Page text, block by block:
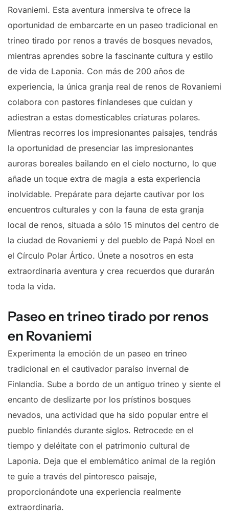
Rovaniemi. Esta aventura inmersiva te ofrece la
oportunidad de embarcarte en un paseo tradicional en
trineo tirado por renos a través de bosques nevados,
mientras aprendes sobre la fascinante cultura y estilo
de vida de Laponia. Con más de 200 años de
experiencia, la única granja real de renos de Rovaniemi
colabora con pastores finlandeses que cuidan y
adiestran a estas domesticables criaturas polares.
Mientras recorres los impresionantes paisajes, tendrás
la oportunidad de presenciar las impresionantes
auroras boreales bailando en el cielo nocturno, lo que
añade un toque extra de magia a esta experiencia
inolvidable. Prepárate para dejarte cautivar por los
encuentros culturales y con la fauna de esta granja
local de renos, situada a sólo 15 minutos del centro de
la ciudad de Rovaniemi y del pueblo de Papá Noel en
el Círculo Polar Ártico. Únete a nosotros en esta
extraordinaria aventura y crea recuerdos que durarán
toda la vida.
Paseo en trineo tirado por renos
en Rovaniemi
Experimenta la emoción de un paseo en trineo
tradicional en el cautivador paraíso invernal de
Finlandia. Sube a bordo de un antiguo trineo y siente el
encanto de deslizarte por los prístinos bosques
nevados, una actividad que ha sido popular entre el
pueblo finlandés durante siglos. Retrocede en el
tiempo y deléitate con el patrimonio cultural de
Laponia. Deja que el emblemático animal de la región
te guíe a través del pintoresco paisaje,
proporcionándote una experiencia realmente
extraordinaria.